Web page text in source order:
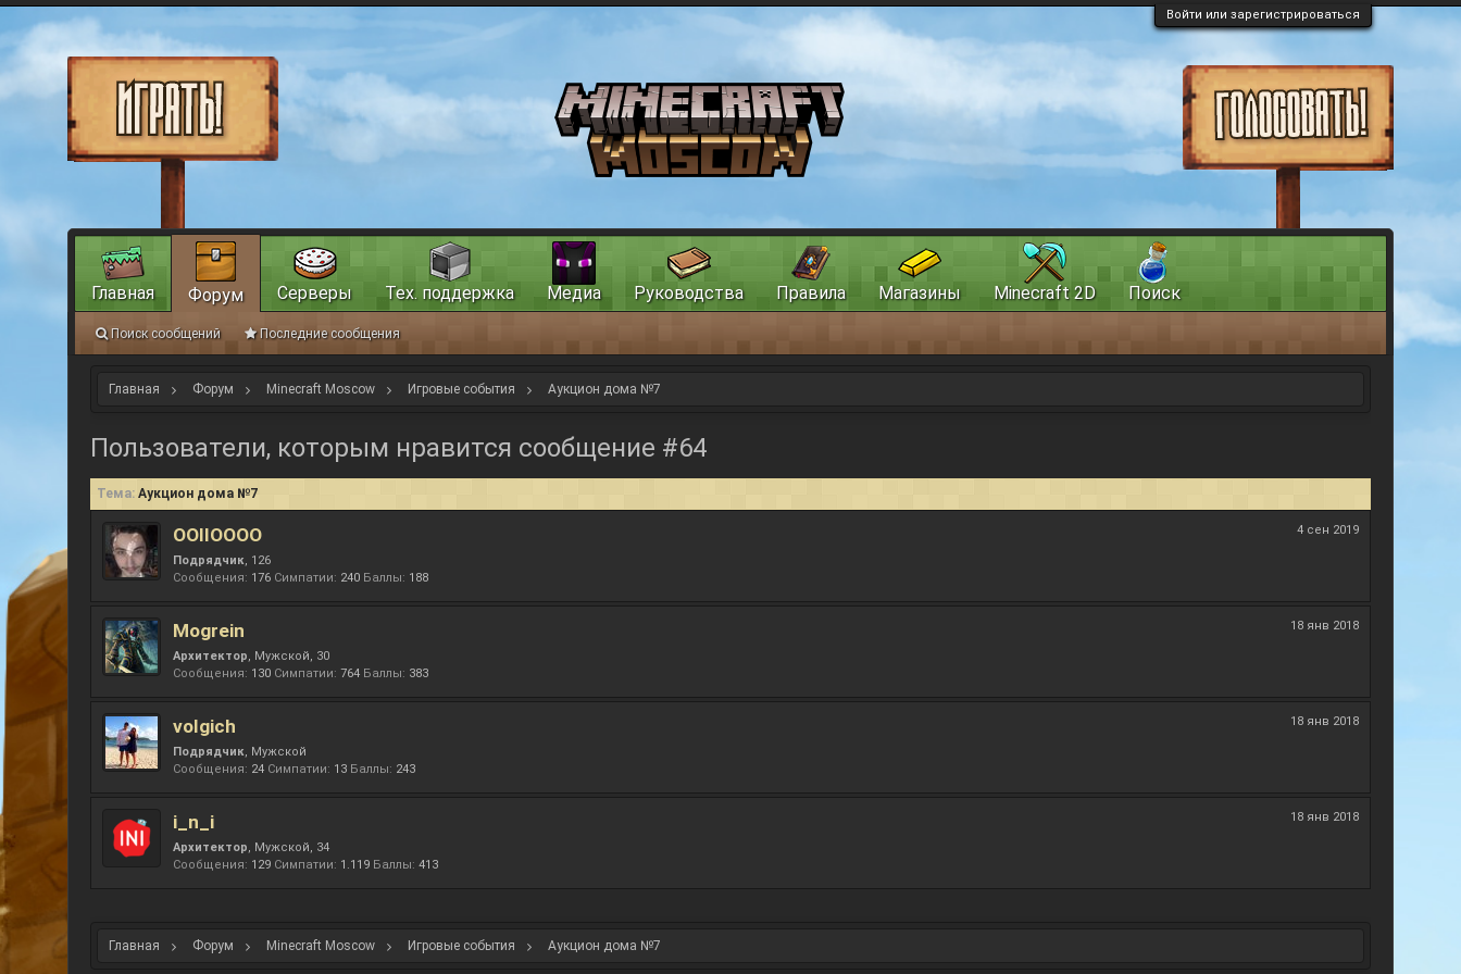
Войти или зарегистрироваться
Главная Форум Minecraft Moscow Игровые события Аукцион дома №7
Пользователи, которым нравится сообщение #64
Тема: Аукцион дома №7
4 сен 2019
OOIIOOOO
Подрядчик, 126
Сообщения: 176 Симпатии: 240 Баллы: 188
18 янв 2018
Mogrein
Архитектор, Мужской, 30
Сообщения: 130 Симпатии: 764 Баллы: 383
18 янв 2018
volgich
Подрядчик, Мужской
Сообщения: 24 Симпатии: 13 Баллы: 243
18 янв 2018
i_n_i
Архитектор, Мужской, 34
Сообщения: 129 Симпатии: 1.119 Баллы: 413
Главная Форум Minecraft Moscow Игровые события Аукцион дома №7
Главная Форум
Поиск сообщений Последние сообщения
Серверы Тех. поддержка Медиа Руководства Правила Магазины Minecraft 2D Поиск